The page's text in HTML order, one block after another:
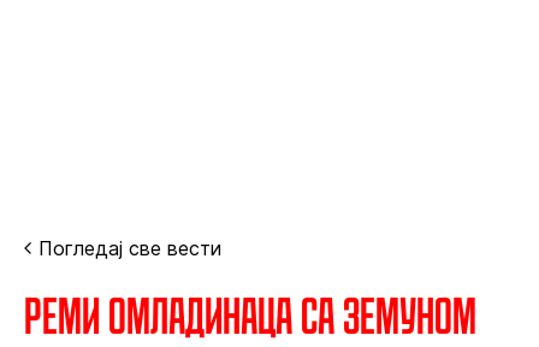
Погледај све вести
Реми омладинаца са Земуном